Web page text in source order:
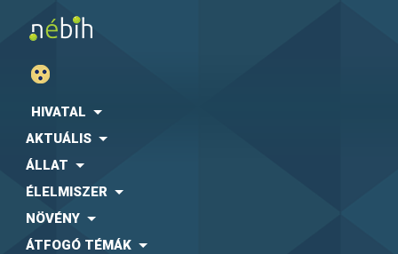
HIVATAL
AKTUÁLIS
ÁLLAT
ÉLELMISZER
NÖVÉNY
ÁTFOGÓ TÉMÁK